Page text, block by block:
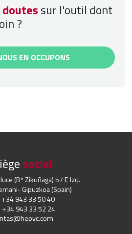
doutessur l'outil dont
?
EN OCCUPONS
social
(Bº Zikuñaga) 57 E Izq.
Gipuzkoa (Spain)
+34 943 33 50 40
+34 943 33 52 24